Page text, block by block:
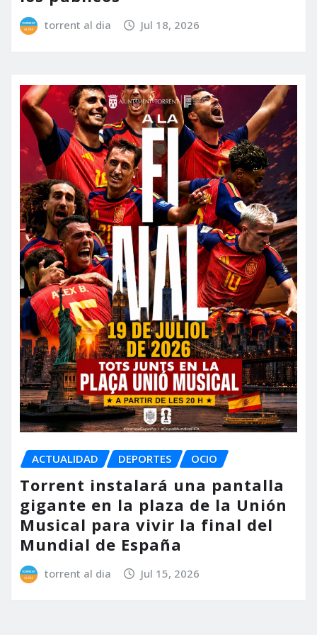
torrent al dia Jul 18, 2026
ACTUALIDAD DEPORTES OCIO
Torrent instalará una pantalla
gigante en la plaza de la Unión
Musical para vivir la final del
Mundial de España
torrent al dia Jul 15, 2026